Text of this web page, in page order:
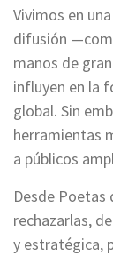
Vivimos en
difusión
manos de
influyen en la
global. Sin
herramientas
a públicos
Desde Poetas
rechazarlas,
y estratégica,